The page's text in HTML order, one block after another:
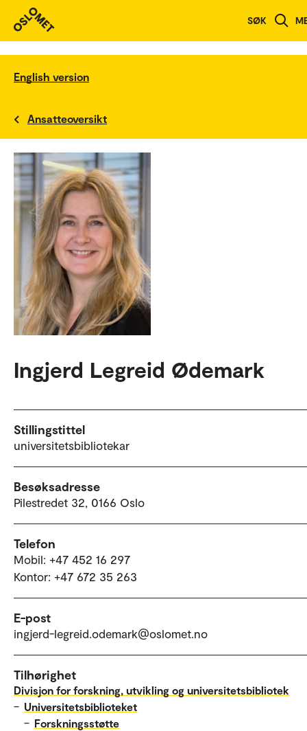
SØK
English version
Ansatteoversikt
Ingjerd Legreid Ødemark
Stillingstittel
universitetsbibliotekar
Besøksadresse
Pilestredet 32, 0166 Oslo
Telefon
Mobil: +47 452 16 297
Kontor: +47 672 35 263
E-post
ingjerd-legreid.odemark@oslomet.no
Tilhørighet
Divisjon for forskning, utvikling og universitetsbibliotek
– Universitetsbiblioteket
– Forskningsstøtte